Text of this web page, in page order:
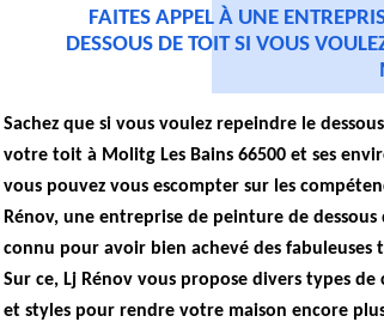
FAITES APPEL À UNE
DESSOUS DE TOIT SI VOUS
Sachez que si vous voulez repeindre le
votre toit à Molitg Les Bains 66500 et ses
vous pouvez vous escompter sur les
Rénov, une entreprise de peinture de
connu pour avoir bien achevé des fabuleuses
Sur ce, Lj Rénov vous propose divers types de
et styles pour rendre votre maison encore